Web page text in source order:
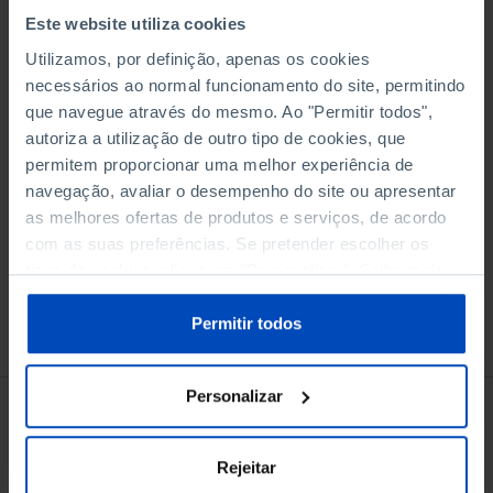
Este website utiliza cookies
Utilizamos, por definição, apenas os cookies
necessários ao normal funcionamento do site, permitindo
que navegue através do mesmo. Ao "Permitir todos",
autoriza a utilização de outro tipo de cookies, que
permitem proporcionar uma melhor experiência de
navegação, avaliar o desempenho do site ou apresentar
as melhores ofertas de produtos e serviços, de acordo
com as suas preferências. Se pretender escolher os
tipos de cookies, clique em "Personalizar". Saiba mais
sobre cookies através da gestão de preferências ou da
Política de Cookies.
Permitir todos
Personalizar
Rejeitar
Adicionar ao cesto
eBook
Conheça também